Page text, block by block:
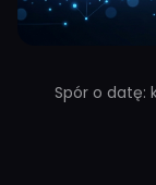
Spór o datę: